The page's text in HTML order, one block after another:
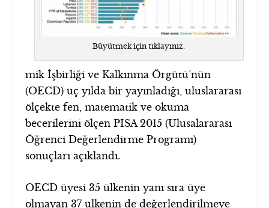
Büyütmek için tıklayınız.
mik İşbirliği ve Kalkınma Örgütü’nün
(OECD) üç yılda bir yayınladığı, uluslararası
ölçekte fen, matematik ve okuma
becerilerini ölçen PISA 2015 (Ulusalararası
Öğrenci Değerlendirme Programı)
sonuçları açıklandı.
OECD üyesi 35 ülkenin yanı sıra üye
olmayan 37 ülkenin de değerlendirilmeye